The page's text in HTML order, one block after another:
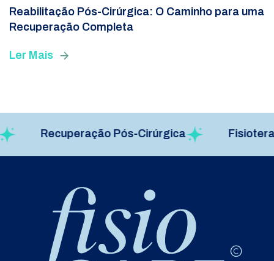
Reabilitação Pós-Cirúrgica: O Caminho para uma
Recuperação Completa
Ler Mais
Recuperação Pós-Cirúrgica Fisioterapia